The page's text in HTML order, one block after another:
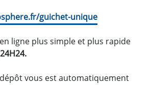
guichet-unique
ligne plus simple et plus rapide
vous est automatiquement